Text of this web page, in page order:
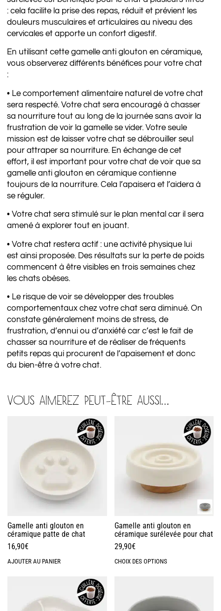
: cela facilite la prise des repas, réduit et prévient les
douleurs musculaires et articulaires au niveau des
cervicales et apporte un confort digestif.
En utilisant cette gamelle anti glouton en céramique,
vous observerez différents bénéfices pour votre chat
:
• Le comportement alimentaire naturel de votre chat
sera respecté. Votre chat sera encouragé à chasser
sa nourriture tout au long de la journée sans avoir la
frustration de voir la gamelle se vider. Votre seule
mission est de laisser votre chat se débrouiller seul
pour attraper sa nourriture. En échange de cet
effort, il est important pour votre chat de voir que sa
gamelle anti glouton en céramique contienne
toujours de la nourriture. Cela l’apaisera et l’aidera à
se réguler.
• Votre chat sera stimulé sur le plan mental car il sera
amené à explorer tout en jouant.
• Votre chat restera actif : une activité physique lui
est ainsi proposée. Des résultats sur la perte de poids
commencent à être visibles en trois semaines chez
les chats obèses.
• Le risque de voir se développer des troubles
comportementaux chez votre chat sera diminué. On
constate généralement moins de stress, de
frustration, d’ennui ou d’anxiété car c’est le fait de
chasser sa nourriture et de réaliser de fréquents
petits repas qui procurent de l’apaisement et donc
du bien-être à votre chat.
VOUS AIMEREZ PEUT-ÊTRE AUSSI…
Gamelle anti glouton en
céramique patte de chat
16,90€
AJOUTER AU PANIER
Gamelle anti glouton en
céramique surélevée pour chat
29,90€
CHOIX DES OPTIONS